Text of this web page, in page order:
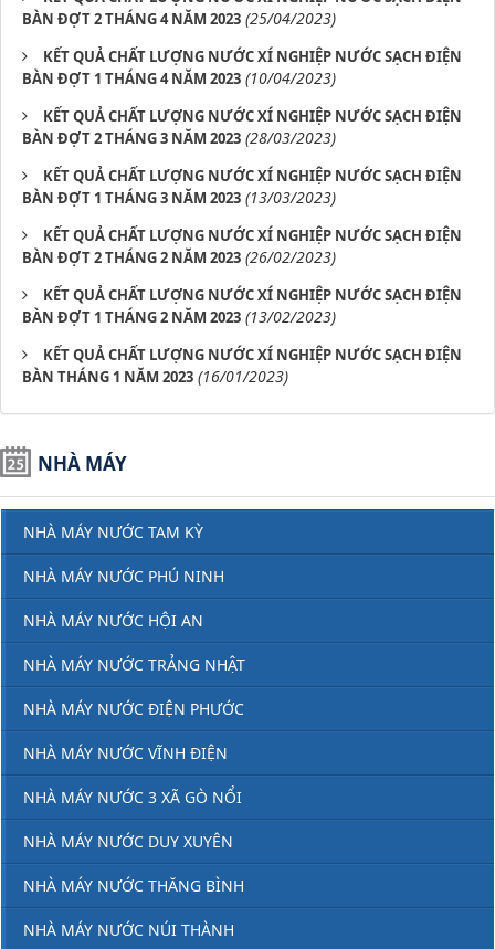
BÀN ĐỢT 2 THÁNG 4 NĂM 2023 (25/04/2023)
KẾT QUẢ CHẤT LƯỢNG NƯỚC XÍ NGHIỆP NƯỚC SẠCH ĐIỆN
BÀN ĐỢT 1 THÁNG 4 NĂM 2023 (10/04/2023)
KẾT QUẢ CHẤT LƯỢNG NƯỚC XÍ NGHIỆP NƯỚC SẠCH ĐIỆN
BÀN ĐỢT 2 THÁNG 3 NĂM 2023 (28/03/2023)
KẾT QUẢ CHẤT LƯỢNG NƯỚC XÍ NGHIỆP NƯỚC SẠCH ĐIỆN
BÀN ĐỢT 1 THÁNG 3 NĂM 2023 (13/03/2023)
KẾT QUẢ CHẤT LƯỢNG NƯỚC XÍ NGHIỆP NƯỚC SẠCH ĐIỆN
BÀN ĐỢT 2 THÁNG 2 NĂM 2023 (26/02/2023)
KẾT QUẢ CHẤT LƯỢNG NƯỚC XÍ NGHIỆP NƯỚC SẠCH ĐIỆN
BÀN ĐỢT 1 THÁNG 2 NĂM 2023 (13/02/2023)
KẾT QUẢ CHẤT LƯỢNG NƯỚC XÍ NGHIỆP NƯỚC SẠCH ĐIỆN
BÀN THÁNG 1 NĂM 2023 (16/01/2023)
NHÀ MÁY
NHÀ MÁY NƯỚC TAM KỲ
NHÀ MÁY NƯỚC PHÚ NINH
NHÀ MÁY NƯỚC HỘI AN
NHÀ MÁY NƯỚC TRẢNG NHẬT
NHÀ MÁY NƯỚC ĐIỆN PHƯỚC
NHÀ MÁY NƯỚC VĨNH ĐIỆN
NHÀ MÁY NƯỚC 3 XÃ GÒ NỔI
NHÀ MÁY NƯỚC DUY XUYÊN
NHÀ MÁY NƯỚC THĂNG BÌNH
NHÀ MÁY NƯỚC NÚI THÀNH